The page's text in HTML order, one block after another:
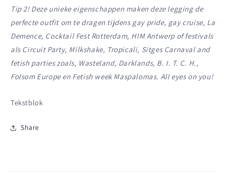
Tip 2! Deze unieke eigenschappen maken deze legging de
perfecte outfit om te dragen tijdens gay pride, gay cruise, La
Demence, Cocktail Fest Rotterdam, HIM Antwerp of festivals
als Circuit Party, Milkshake, Tropicali, Sitges Carnaval and
fetish parties zoals, Wasteland, Darklands, B. I. T. C. H.,
Folsom Europe en Fetish week Maspalomas. All eyes on you!
Tekstblok
Share